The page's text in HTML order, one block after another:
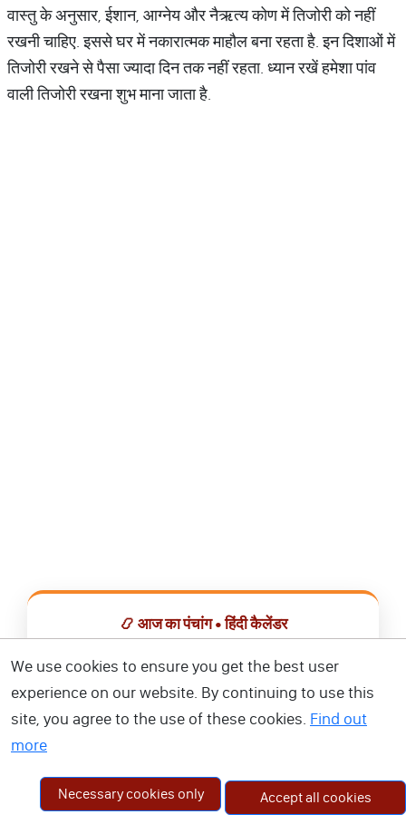
वास्तु के अनुसार, ईशान, आग्नेय और नैऋत्य कोण में तिजोरी को नहीं
रखनी चाहिए. इससे घर में नकारात्मक माहौल बना रहता है. इन दिशाओं में
तिजोरी रखने से पैसा ज्यादा दिन तक नहीं रहता. ध्यान रखें हमेशा पांव
वाली तिजोरी रखना शुभ माना जाता है.
📿 आज का पंचांग • हिंदी कैलेंडर
📅 हिंदी कैलेंडर ऐप डाउनलोड करें
We use cookies to ensure you get the best user
experience on our website. By continuing to use this
site, you agree to the use of these cookies. Find out
more
Necessary cookies only Accept all cookies